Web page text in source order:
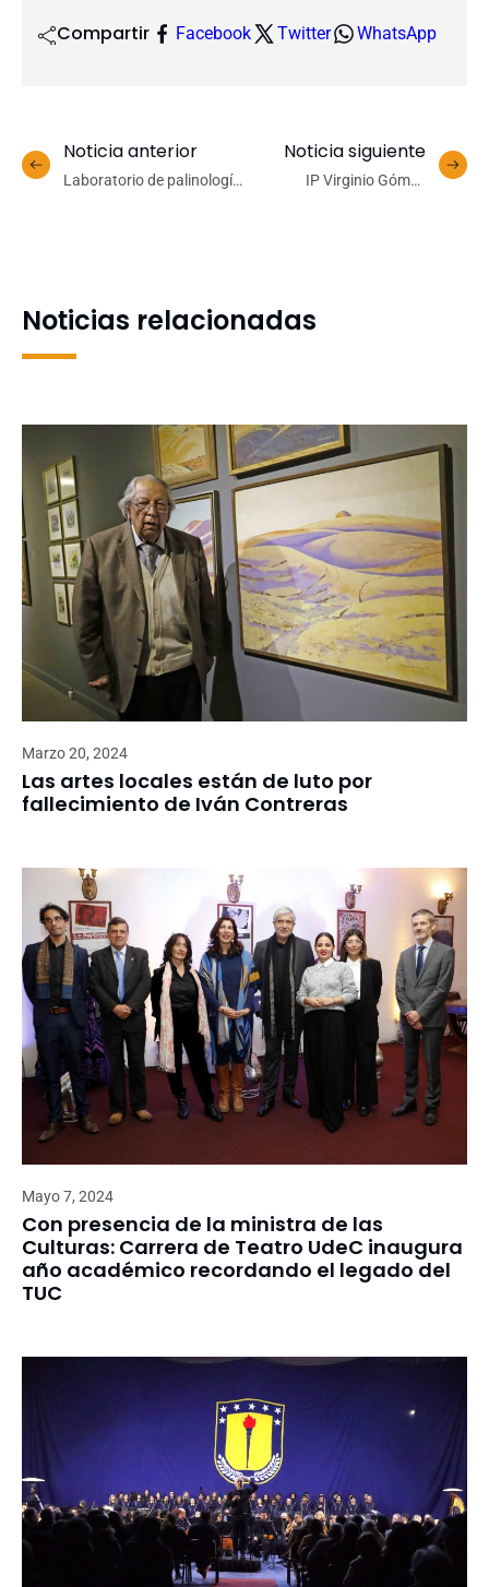
Compartir Facebook Twitter WhatsApp
Noticia anterior
Laboratorio de palinología
Noticia siguiente
IP Virginio Gómez
Noticias relacionadas
Marzo 20, 2024
Las artes locales están de luto por
fallecimiento de Iván Contreras
Mayo 7, 2024
Con presencia de la ministra de las
Culturas: Carrera de Teatro UdeC inaugura
año académico recordando el legado del
TUC